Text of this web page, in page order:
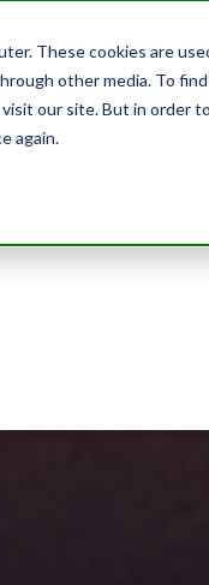
These cookies are
other media. To
our site. But in order
again.